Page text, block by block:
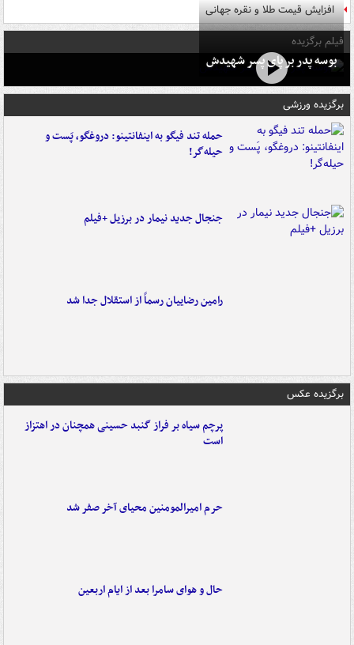
افزایش قیمت طلا و نقره جهانی
فیلم برگزیده
بوسه‌ پدر بر پای پسر شهیدش
برگزیده ورزشی
حمله تند فیگو به اینفانتینو: دروغگو، پَست‌ و
حیله‌گر!
جنجال جدید نیمار در برزیل +فیلم
رامین رضاییان رسماً از استقلال جدا شد
برگزیده عکس
پرچم سیاه بر فراز گنبد حسینی همچنان در اهتزاز
است
حرم امیرالمومنین محیای آخر صفر شد
حال و هوای سامرا بعد از ایام اربعین